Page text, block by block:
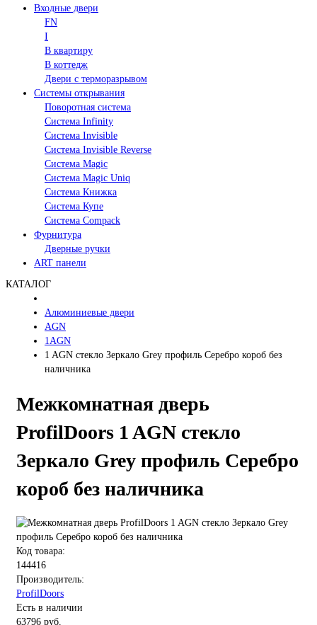
Входные двери
FN
I
В квартиру
В коттедж
Двери с терморазрывом
Системы открывания
Поворотная система
Система Infinity
Система Invisible
Система Invisible Reverse
Система Magic
Система Magic Uniq
Система Книжка
Система Купе
Система Compack
Фурнитура
Дверные ручки
ART панели
КАТАЛОГ
Алюминиевые двери
AGN
1AGN
1 AGN стекло Зеркало Grey профиль Серебро короб без
наличника
Межкомнатная дверь
ProfilDoors 1 AGN стекло
Зеркало Grey профиль Серебро
короб без наличника
Код товара:
144416
Производитель:
ProfilDoors
Есть в наличии
63796 руб.